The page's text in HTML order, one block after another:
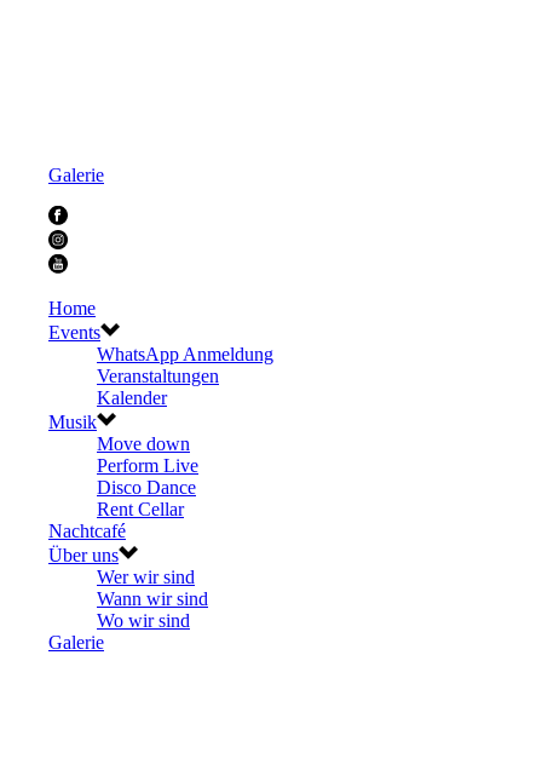
Galerie
Home
Events
WhatsApp Anmeldung
Veranstaltungen
Kalender
Musik
Move down
Perform Live
Disco Dance
Rent Cellar
Nachtcafé
Über uns
Wer wir sind
Wann wir sind
Wo wir sind
Galerie